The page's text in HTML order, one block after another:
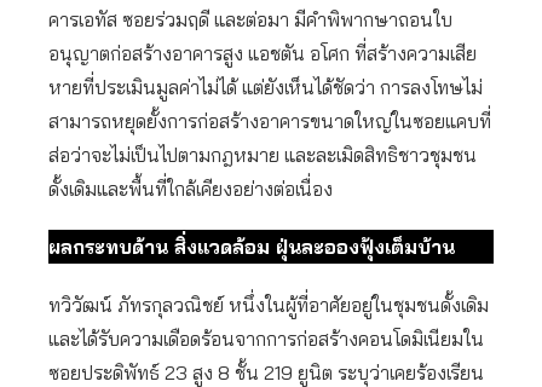
คารเอทัส ซอยร่วมฤดี และต่อมา มีคำพิพากษาถอนใบ
อนุญาตก่อสร้างอาคารสูง แอชตัน อโศก ที่สร้างความเสีย
หายที่ประเมินมูลค่าไม่ได้ แต่ยังเห็นได้ชัดว่า การลงโทษไม่
สามารถหยุดยั้งการก่อสร้างอาคารขนาดใหญ่ในซอยแคบที่
ส่อว่าจะไม่เป็นไปตามกฎหมาย และละเมิดสิทธิชาวชุมชน
ดั้งเดิมและพื้นที่ใกล้เคียงอย่างต่อเนื่อง
ผลกระทบด้าน สิ่งแวดล้อม ฝุ่นละอองฟุ้งเต็มบ้าน
ทวิวัฒน์ ภัทรกุลวณิชย์ หนึ่งในผู้ที่อาศัยอยู่ในชุมชนดั้งเดิม
และได้รับความเดือดร้อนจากการก่อสร้างคอนโดมิเนียมใน
ซอยประดิพัทธ์ 23 สูง 8 ชั้น 219 ยูนิต ระบุว่าเคยร้องเรียน